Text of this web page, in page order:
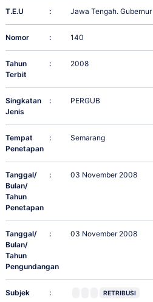
T.E.U : Jawa Tengah. Gubernur
Nomor : 140
Tahun
Terbit
: 2008
Singkatan
Jenis
: PERGUB
Tempat
Penetapan
: Semarang
Tanggal/
Bulan/
Tahun
Penetapan
: 03 November 2008
Tanggal/
Bulan/
Tahun
Pengundangan
: 03 November 2008
Subjek : RETRIBUSI